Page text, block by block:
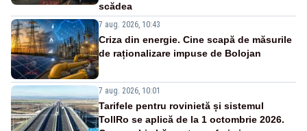
scădea
7 aug. 2026, 10:43
Criza din energie. Cine scapă de măsurile
de raționalizare impuse de Bolojan
7 aug. 2026, 10:01
Tarifele pentru rovinietă și sistemul
TollRo se aplică de la 1 octombrie 2026.